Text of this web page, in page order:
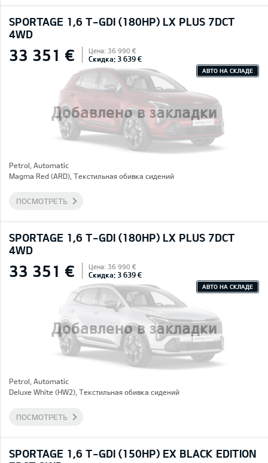
SPORTAGE 1,6 T-GDI (180HP) LX PLUS 7DCT
4WD
Добавлено в закладки
33 351 € Цена: 36 990 €
Скидка: 3 639 €
АВТО НА СКЛАДЕ
Petrol, Automatic
Magma Red (ARD), Текстильная обивка сидений
ПОСМОТРЕТЬ
SPORTAGE 1,6 T-GDI (180HP) LX PLUS 7DCT
4WD
Добавлено в закладки
33 351 € Цена: 36 990 €
Скидка: 3 639 €
АВТО НА СКЛАДЕ
Petrol, Automatic
Deluxe White (HW2), Текстильная обивка сидений
ПОСМОТРЕТЬ
SPORTAGE 1,6 T-GDI (150HP) EX BLACK EDITION